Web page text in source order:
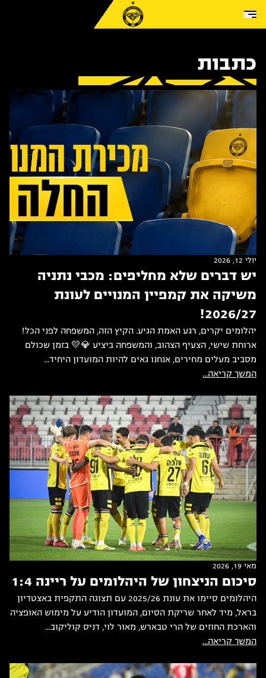
כתבות
יולי 12, 2026
יש דברים שלא מחליפים: מכבי נתניה
משיקה את קמפיין המנויים לעונת
2026/27!
יהלומים יקרים, רגע האמת הגיע. הקיץ הזה, המשפחה לפני הכל!
ארוחת שישי, הצעיף הצהוב, והמשפחה ביציע 💎💛 בזמן שכולם
מסביב מעלים מחירים, אנחנו גאים להיות המועדון היחיד...
המשך קריאה...
מאי 19, 2026
סיכום הניצחון של היהלומים על ריינה 1:4
היהלומים סיימו את עונת 2025/26 עם תצוגה התקפית באצטדיון
בראל, מיד לאחר שריקת הסיום, המועדון הודיע על מימוש האופציה
והארכת החוזים של הרי טבארש, מאור לוי, דניס קוליקוב...
המשך קריאה...